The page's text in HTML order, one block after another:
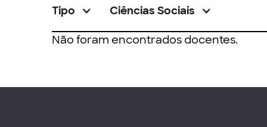
Tipo Ciências Sociais
Não foram encontrados docentes.